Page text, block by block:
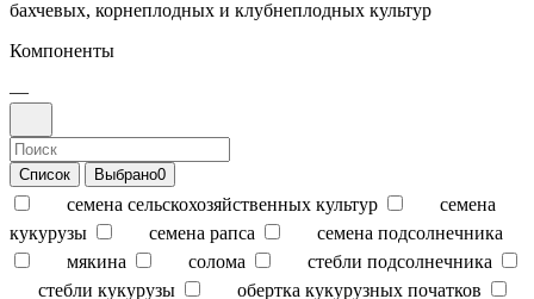
бахчевых, корнеплодных и клубнеплодных культур
Компоненты
—
Список Выбрано0
семена сельскохозяйственных культур
семена
кукурузы
семена рапса
семена подсолнечника
мякина
солома
стебли подсолнечника
стебли кукурузы
обертка кукурузных початков